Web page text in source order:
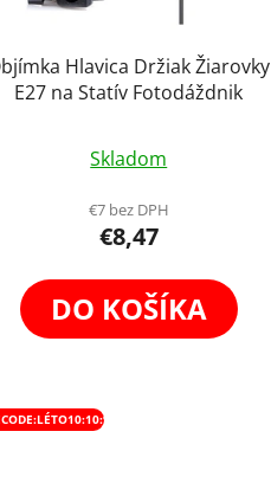
Hlavica Držiak ​Žiarovky
E27 na Statív Fotodáždnik
hodnotenie
produktu
je
z
Skladom
€7 bez DPH
€8,47
DO KOŠÍKA